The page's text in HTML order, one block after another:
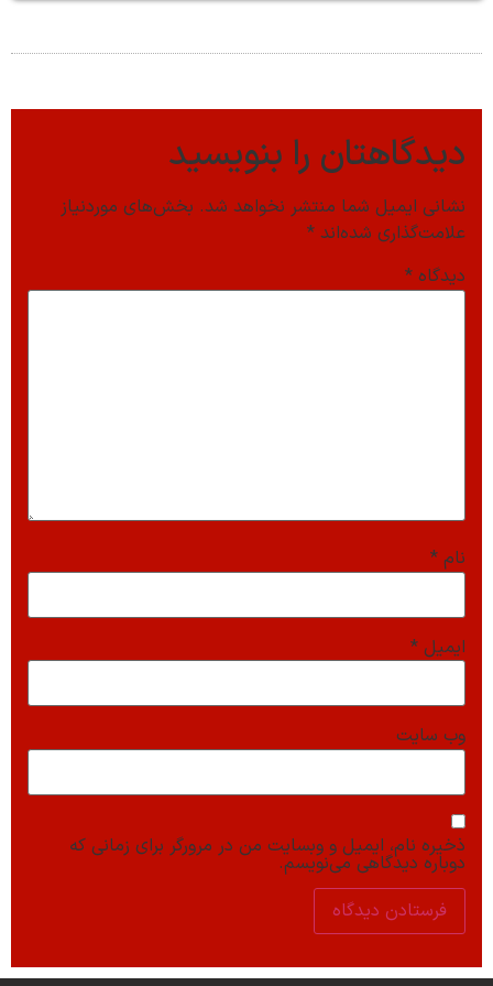
دیدگاهتان را بنویسید
نشانی ایمیل شما منتشر نخواهد شد. بخش‌های موردنیاز
علامت‌گذاری شده‌اند *
دیدگاه *
نام *
ایمیل *
وب‌ سایت
ذخیره نام، ایمیل و وبسایت من در مرورگر برای زمانی که
دوباره دیدگاهی می‌نویسم.